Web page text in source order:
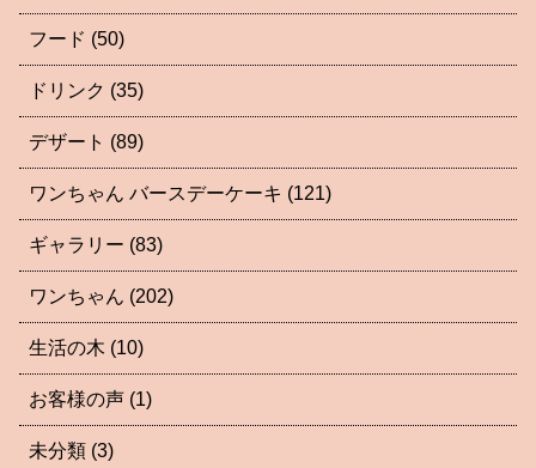
フード (50)
ドリンク (35)
デザート (89)
ワンちゃん バースデーケーキ (121)
ギャラリー (83)
ワンちゃん (202)
生活の木 (10)
お客様の声 (1)
未分類 (3)